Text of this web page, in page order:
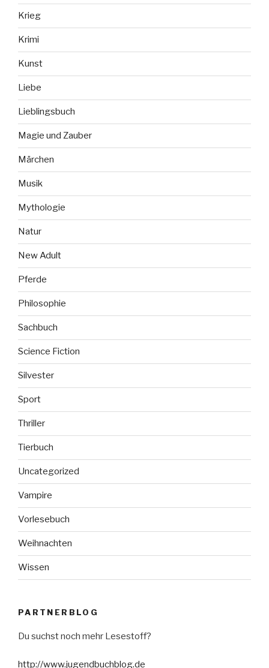
Krieg
Krimi
Kunst
Liebe
Lieblingsbuch
Magie und Zauber
Märchen
Musik
Mythologie
Natur
New Adult
Pferde
Philosophie
Sachbuch
Science Fiction
Silvester
Sport
Thriller
Tierbuch
Uncategorized
Vampire
Vorlesebuch
Weihnachten
Wissen
PARTNERBLOG
Du suchst noch mehr Lesestoff?
http://www.jugendbuchblog.de